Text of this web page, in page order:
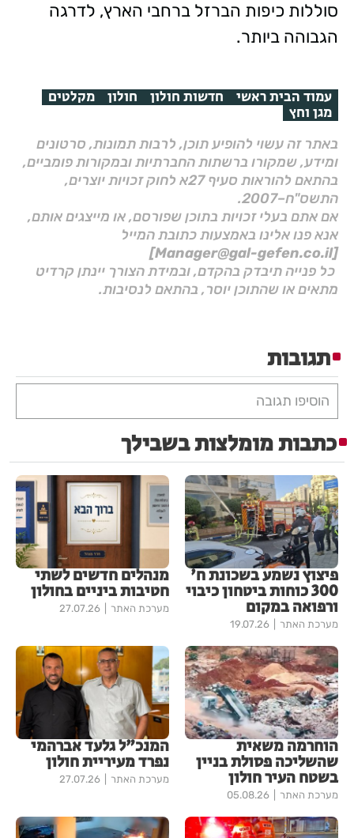
סוללות כיפות הברזל ברחבי הארץ, לדרגה
הגבוהה ביותר.
עמוד הבית ראשי חדשות חולון חולון מקלטים
מגן וחץ
באתר זה עשוי להופיע תוכן, לרבות תמונות, סרטונים
ומידע, שמקורו ברשתות החברתיות ובמקורות פומביים,
בהתאם להוראות סעיף 27א לחוק זכויות יוצרים,
התשס"ח–2007.
אם אתם בעלי זכויות בתוכן שפורסם, או מייצגים אותם,
אנא פנו אלינו באמצעות כתובת המייל
[Manager@gal-gefen.co.il]
כל פנייה תיבדק בהקדם, ובמידת הצורך יינתן קרדיט
מתאים או שהתוכן יוסר, בהתאם לנסיבות.
תגובות
הוסיפו תגובה
כתבות מומלצות בשבילך
פיצוץ נשמע בשכונת ח'
300 כוחות ביטחון כיבוי
ורפואה במקום
מערכת האתר 19.07.26
מנהלים חדשים לשתי
חטיבות ביניים בחולון
מערכת האתר 27.07.26
הוחרמה משאית
שהשליכה פסולת בניין
בשטח העיר חולון
מערכת האתר 05.08.26
המנכ"ל גלעד אברהמי
נפרד מעיריית חולון
מערכת האתר 27.07.26